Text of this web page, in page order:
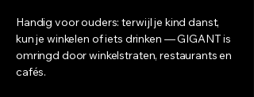
Handig voor ouders: terwijl je kind danst,
kun je winkelen of iets drinken — GIGANT is
omringd door winkelstraten, restaurants en
cafés.